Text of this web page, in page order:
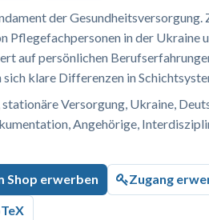
der
Pflegefachpersonen in der Ukraine
auf persönlichen
klare Differenzen in
Versorgung, Ukraine,
Angehörige,
Shop erwerben Zugang